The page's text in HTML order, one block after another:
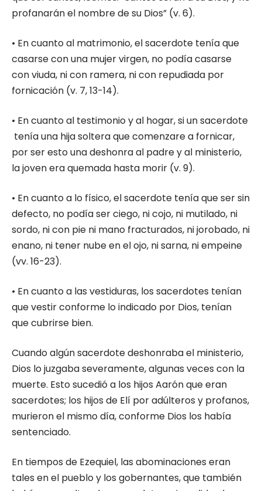
profanarán el nombre de su Dios” (v. 6).
• En cuanto al matrimonio, el sacerdote tenía que
casarse con una mujer virgen, no podía casarse
con viuda, ni con ramera, ni con repudiada por
fornicación (v. 7, 13-14).
• En cuanto al testimonio y al hogar, si un sacerdote
tenía una hija soltera que comenzare a fornicar,
por ser esto una deshonra al padre y al ministerio,
la joven era quemada hasta morir (v. 9).
• En cuanto a lo físico, el sacerdote tenía que ser sin
defecto, no podía ser ciego, ni cojo, ni mutilado, ni
sordo, ni con pie ni mano fracturados, ni jorobado, ni
enano, ni tener nube en el ojo, ni sarna, ni empeine
(vv. 16-23).
• En cuanto a las vestiduras, los sacerdotes tenían
que vestir conforme lo indicado por Dios, tenían
que cubrirse bien.
Cuando algún sacerdote deshonraba el ministerio,
Dios lo juzgaba severamente, algunas veces con la
muerte. Esto sucedió a los hijos Aarón que eran
sacerdotes; los hijos de Elí por adúlteros y profanos,
murieron el mismo día, conforme Dios los había
sentenciado.
En tiempos de Ezequiel, las abominaciones eran
tales en el pueblo y los gobernantes, que también